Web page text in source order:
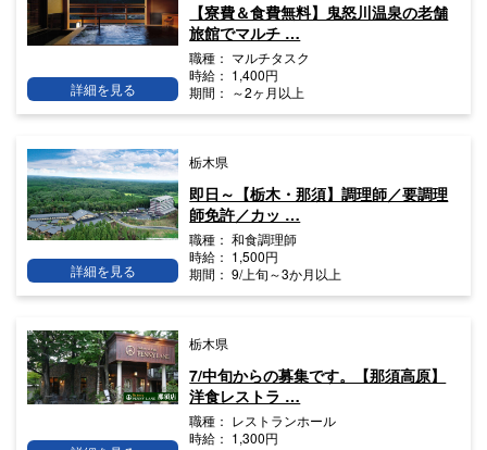
【寮費＆食費無料】鬼怒川温泉の老舗
旅館でマルチ …
職種： マルチタスク
時給： 1,400円
期間： ～2ヶ月以上
詳細を見る
栃木県
即日～【栃木・那須】調理師／要調理
師免許／カッ …
職種： 和食調理師
時給： 1,500円
期間： 9/上旬～3か月以上
詳細を見る
栃木県
7/中旬からの募集です。【那須高原】
洋食レストラ …
職種： レストランホール
時給： 1,300円